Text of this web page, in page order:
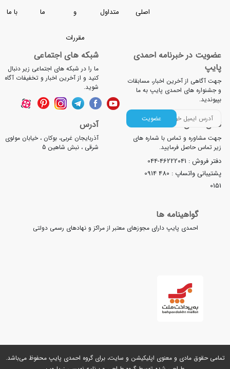
اصلی متداول
مقررات
در خبرنامه احمدی
آگاهی از آخرین اخبار، مسابقات
های احمدی پایپ به ما
عضویت
شبکه های اجتماعی
ما را در شبکه های اجتماعی زیر دنبال
کنید و از آخرین اخبار و تخفیفات آگاه
شوید.
تماس
مشاوره و تماس با شماره های
تماس حاصل فرمایید.
فروش :044-46222041
واتساپ :0914 480
آدرس
آذربایجان غربی، بوکان ، خیابان مولوی
شرقی ، نبش شاهین 5
گواهینامه ها
احمدی پایپ دارای مجوزهای معتبر از مراکز و نهادهای رسمی دولتی
حقوق مادی و معنوی اپلیکیشن و سایت، برای گروهاحمدی پایپمحفوظ می‌باشد.